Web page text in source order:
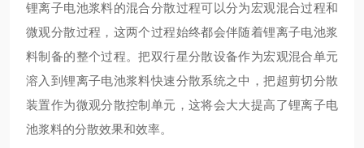
锂离子电池浆料的混合分散过程可以分为宏观混合过程和
微观分散过程，这两个过程始终都会伴随着锂离子电池浆
料制备的整个过程。把双行星分散设备作为宏观混合单元
溶入到锂离子电池浆料快速分散系统之中，把超剪切分散
装置作为微观分散控制单元，这将会大大提高了锂离子电
池浆料的分散效果和效率。